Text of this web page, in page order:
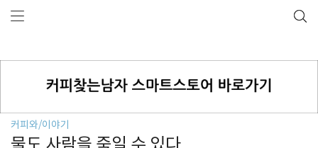
커피와/이야기